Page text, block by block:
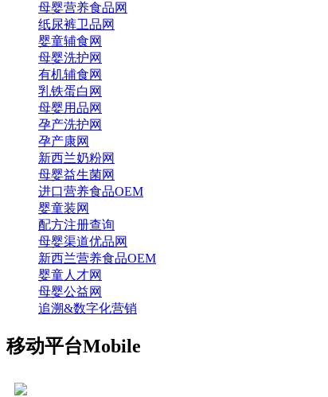
母婴营养食品网
纸尿裤卫品网
婴童辅食网
母婴洗护网
有机辅食网
乳铁蛋白网
母婴用品网
孕产洗护网
孕产康网
新西兰奶粉网
母婴益生菌网
进口营养食品OEM
婴童装网
配方注册查询
母婴渠道优品网
新西兰营养食品OEM
婴童人才网
母婴公益网
追溯&数字化营销
移动平台Mobile